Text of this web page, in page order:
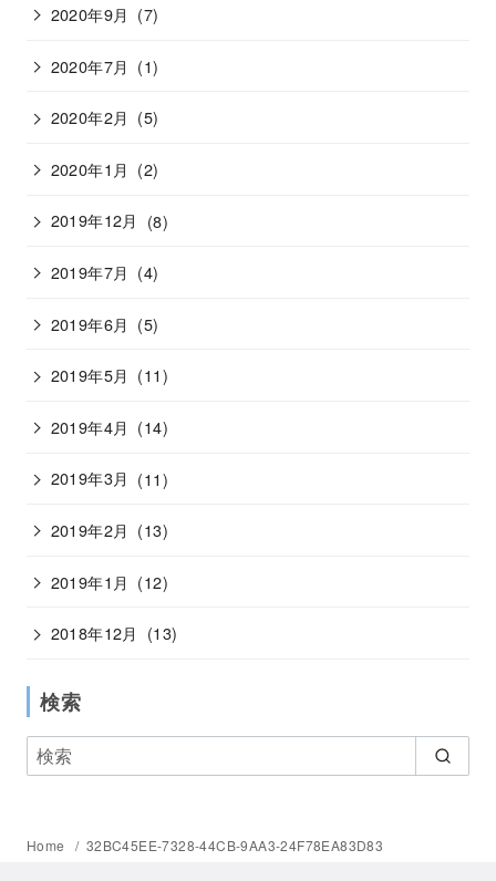
2020年9月 (7)
2020年7月 (1)
2020年2月 (5)
2020年1月 (2)
2019年12月 (8)
2019年7月 (4)
2019年6月 (5)
2019年5月 (11)
2019年4月 (14)
2019年3月 (11)
2019年2月 (13)
2019年1月 (12)
2018年12月 (13)
検索
Home 32BC45EE-7328-44CB-9AA3-24F78EA83D83